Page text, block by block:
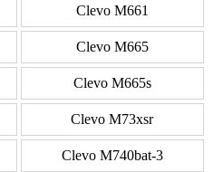
Clevo M661
Clevo M665
Clevo M665s
Clevo M73xsr
Clevo M740bat-3